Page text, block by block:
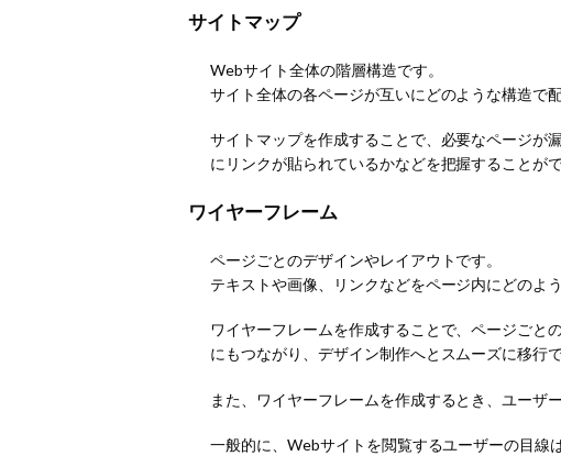
サイトマップ
Webサイト全体の階層構造です。
サイト全体の各ページが互いにどのような構造で
サイトマップを作成することで、必要なページが
にリンクが貼られているかなどを把握することがで
ワイヤーフレーム
ページごとのデザインやレイアウトです。
テキストや画像、リンクなどをページ内にどのよ
ワイヤーフレームを作成することで、ページごと
にもつながり、デザイン制作へとスムーズに移行で
また、ワイヤーフレームを作成するとき、ユーザ
一般的に、Webサイトを閲覧するユーザーの目線